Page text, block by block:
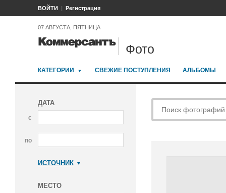
ВОЙТИ Регистрация
07 АВГУСТА, ПЯТНИЦА
Фото
КАТЕГОРИИ СВЕЖИЕ ПОСТУПЛЕНИЯ АЛЬБОМЫ
ДАТА
с
по
ИСТОЧНИК
МЕСТО